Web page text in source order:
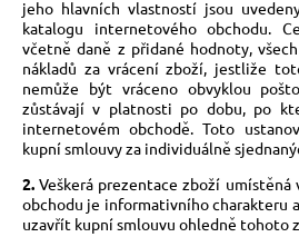
jeho hlavních vlastností jsou
katalogu internetového obchodu.
včetně daně z přidané hodnoty,
nákladů za vrácení zboží, jestliže
nemůže být vráceno obvyklou
zůstávají v platnosti po dobu, po
internetovém obchodě. Toto
kupní smlouvy za individuálně
2. Veškerá prezentace zboží
obchodu je informativního charakteru
uzavřít kupní smlouvu ohledně tohoto